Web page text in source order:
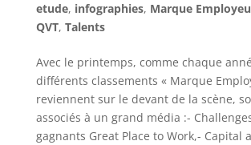
etude, infographies, Marque
QVT, Talents
Avec le printemps, comme chaque
différents classements « Marque
reviennent sur le devant de la scène,
associés à un grand média :-
gagnants Great Place to Work,- Capital